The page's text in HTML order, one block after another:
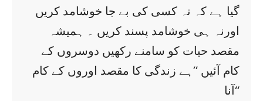
گیا ہے کہ نہ کسی کی بے جا خوشامد کریں
اورنہ ہی خوشامد پسند کریں ۔ ہمیشہ
مقصد حیات کو سامنے رکھیں دوسروں کے
کام آئیں ’’ہے زندگی کا مقصد اوروں کے کام
آنا‘‘